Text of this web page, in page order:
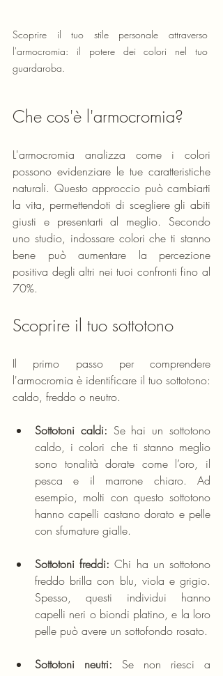
Scoprire il tuo stile personale attraverso
l'armocromia: il potere dei colori nel tuo
guardaroba.
Che cos'è l'armocromia?
L'armocromia analizza come i colori
possono evidenziare le tue caratteristiche
naturali. Questo approccio può cambiarti
la vita, permettendoti di scegliere gli abiti
giusti e presentarti al meglio. Secondo
uno studio, indossare colori che ti stanno
bene può aumentare la percezione
positiva degli altri nei tuoi confronti fino al
70%.
Scoprire il tuo sottotono
Il primo passo per comprendere
l'armocromia è identificare il tuo sottotono:
caldo, freddo o neutro.
Sottotoni caldi: Se hai un sottotono
caldo, i colori che ti stanno meglio
sono tonalità dorate come l’oro, il
pesca e il marrone chiaro. Ad
esempio, molti con questo sottotono
hanno capelli castano dorato e pelle
con sfumature gialle.
Sottotoni freddi: Chi ha un sottotono
freddo brilla con blu, viola e grigio.
Spesso, questi individui hanno
capelli neri o biondi platino, e la loro
pelle può avere un sottofondo rosato.
Sottotoni neutri: Se non riesci a